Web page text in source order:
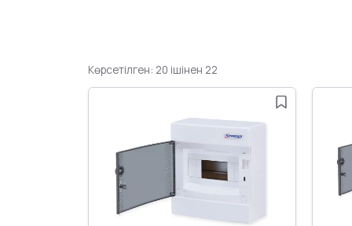
Көрсетілген: 20 ішінен 22